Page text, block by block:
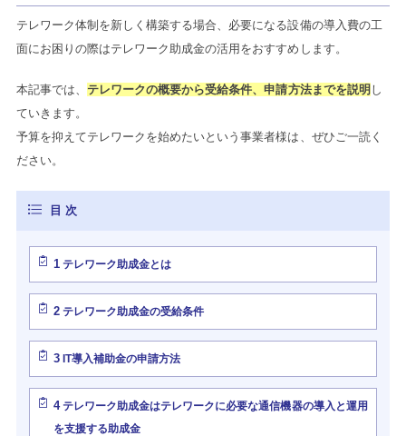
テレワーク体制を新しく構築する場合、必要になる設備の導入費の工
面にお困りの際はテレワーク助成金の活用をおすすめします。
本記事では、 テレワークの概要から受給条件、申請方法までを説明 し
ていきます。
予算を抑えてテレワークを始めたいという事業者様は、ぜひご一読く
ださい。
1テレワーク助成金とは
2テレワーク助成金の受給条件
3IT導入補助金の申請方法
4テレワーク助成金はテレワークに必要な通信機器の導入と運用
を支援する助成金